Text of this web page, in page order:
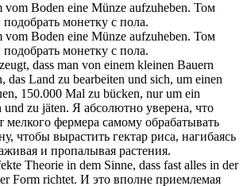
vom Boden eine Münze aufzuheben. Том
монетку с пола.
vom Boden eine Münze aufzuheben. Том
монетку с пола.
dass man von einem kleinen Bauern
das Land zu bearbeiten und sich, um einen
150.000 Mal zu bücken, nur um ein
und zu jäten. Я абсолютно уверена, что
мелкого фермера самому обрабатывать
чтобы вырастить гектар риса, нагибаясь
и пропалывая растения.
Theorie in dem Sinne, dass fast alles in der
Form richtet. И это вполне приемлемая